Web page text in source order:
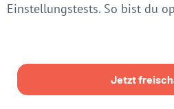
Einstellungstests. So bist du
Jetzt